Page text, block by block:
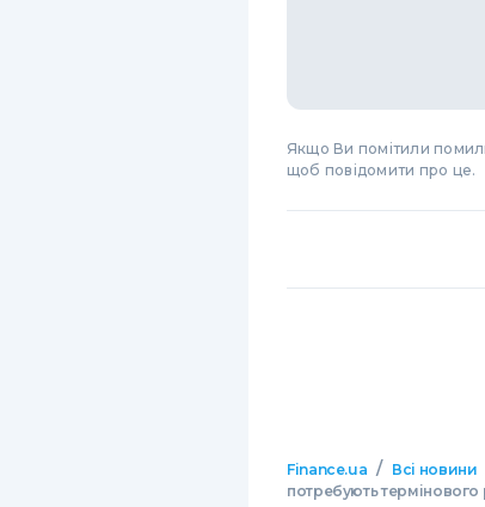
Якщо Ви помітили
щоб повідомити про це.
Finance.ua / Всі новини
потребують термінового